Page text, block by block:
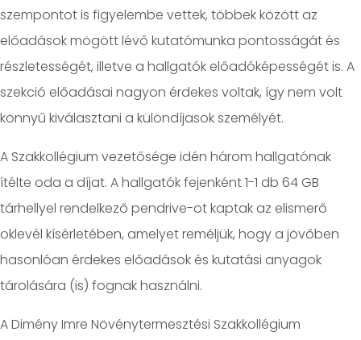
szempontot is figyelembe vettek, többek között az
előadások mögött lévő kutatómunka pontosságát és
részletességét, illetve a hallgatók előadóképességét is. A
szekció előadásai nagyon érdekes voltak, így nem volt
könnyű kiválasztani a különdíjasok személyét.
A Szakkollégium vezetősége idén három hallgatónak
ítélte oda a díjat. A hallgatók fejenként 1-1 db 64 GB
tárhellyel rendelkező pendrive-ot kaptak az elismerő
oklevél kísérletében, amelyet reméljük, hogy a jövőben
hasonlóan érdekes előadások és kutatási anyagok
tárolására (is) fognak használni.
A Dimény Imre Növénytermesztési Szakkollégium